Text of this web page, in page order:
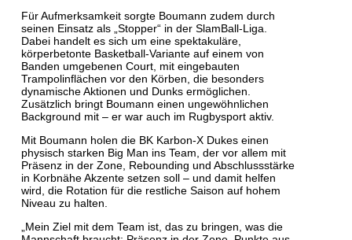
Für Aufmerksamkeit sorgte Boumann zudem durch
seinen Einsatz als „Stopper“ in der SlamBall-Liga.
Dabei handelt es sich um eine spektakuläre,
körperbetonte Basketball-Variante auf einem von
Banden umgebenen Court, mit eingebauten
Trampolinflächen vor den Körben, die besonders
dynamische Aktionen und Dunks ermöglichen.
Zusätzlich bringt Boumann einen ungewöhnlichen
Background mit – er war auch im Rugbysport aktiv.
Mit Boumann holen die BK Karbon-X Dukes einen
physisch starken Big Man ins Team, der vor allem mit
Präsenz in der Zone, Rebounding und Abschlussstärke
in Korbnähe Akzente setzen soll – und damit helfen
wird, die Rotation für die restliche Saison auf hohem
Niveau zu halten.
„Mein Ziel mit dem Team ist, das zu bringen, was die